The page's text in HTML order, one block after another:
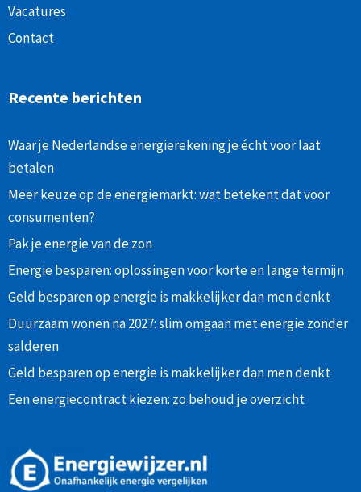
Vacatures
Contact
Recente berichten
Waar je Nederlandse energierekening je écht voor laat
betalen
Meer keuze op de energiemarkt: wat betekent dat voor
consumenten?
Pak je energie van de zon
Energie besparen: oplossingen voor korte en lange termijn
Geld besparen op energie is makkelijker dan men denkt
Duurzaam wonen na 2027: slim omgaan met energie zonder
salderen
Geld besparen op energie is makkelijker dan men denkt
Een energiecontract kiezen: zo behoud je overzicht